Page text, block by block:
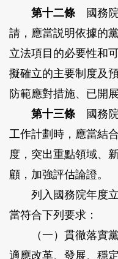
第十二條國務院
請，應當説明依據的
立法項目的必要性和
擬確立的主要制度及
防範應對措施、已開
第十三條國務院
工作計劃時，應當結
度，突出重點領域、
顧，加強評估論證。
列入國務院年度立
當符合下列要求：
（一）貫徹落實黨
適應改革、發展、穩